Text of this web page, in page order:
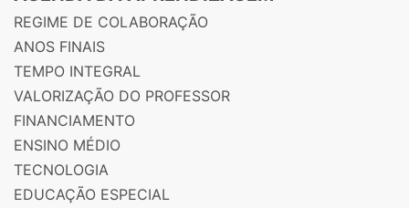
REGIME DE COLABORAÇÃO
ANOS FINAIS
TEMPO INTEGRAL
VALORIZAÇÃO DO PROFESSOR
FINANCIAMENTO
ENSINO MÉDIO
TECNOLOGIA
EDUCAÇÃO ESPECIAL